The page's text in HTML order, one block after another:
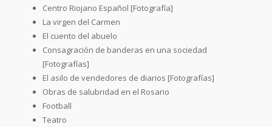
Centro Riojano Español [Fotografía]
La virgen del Carmen
El cuento del abuelo
Consagración de banderas en una sociedad
[Fotografías]
El asilo de vendedores de diarios [Fotografías]
Obras de salubridad en el Rosario
Football
Teatro